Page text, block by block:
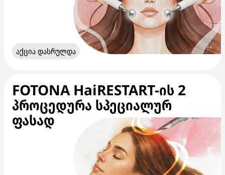
აქცია დასრულდა
FOTONA HaiRESTART-ის 2
პროცედურა სპეციალურ
ფასად